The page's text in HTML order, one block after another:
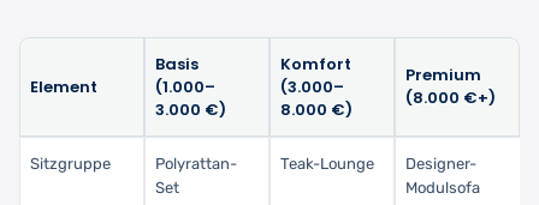
Element
Basis
(1.000–
3.000 €)
Komfort
(3.000–
8.000 €)
Premium
(8.000 €+)
Sitzgruppe
Polyrattan-
Set
Teak-Lounge
Designer-
Modulsofa